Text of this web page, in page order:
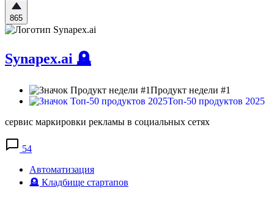
865
Synapex.ai 🪦
Продукт недели #1
Топ-50 продуктов 2025
сервис маркировки рекламы в социальных сетях
54
Автоматизация
🪦 Кладбище стартапов